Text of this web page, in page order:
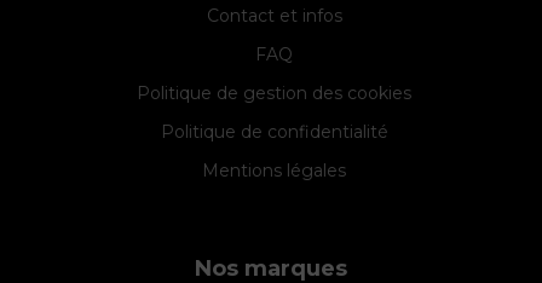
Contact et infos
FAQ
Politique de gestion des cookies
Politique de confidentialité
Mentions légales
Nos marques